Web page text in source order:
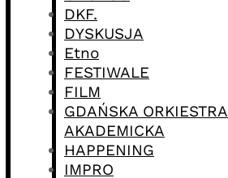
DKF.
DYSKUSJA
Etno
FESTIWALE
FILM
GDAŃSKA ORKIESTRA
AKADEMICKA
HAPPENING
IMPRO